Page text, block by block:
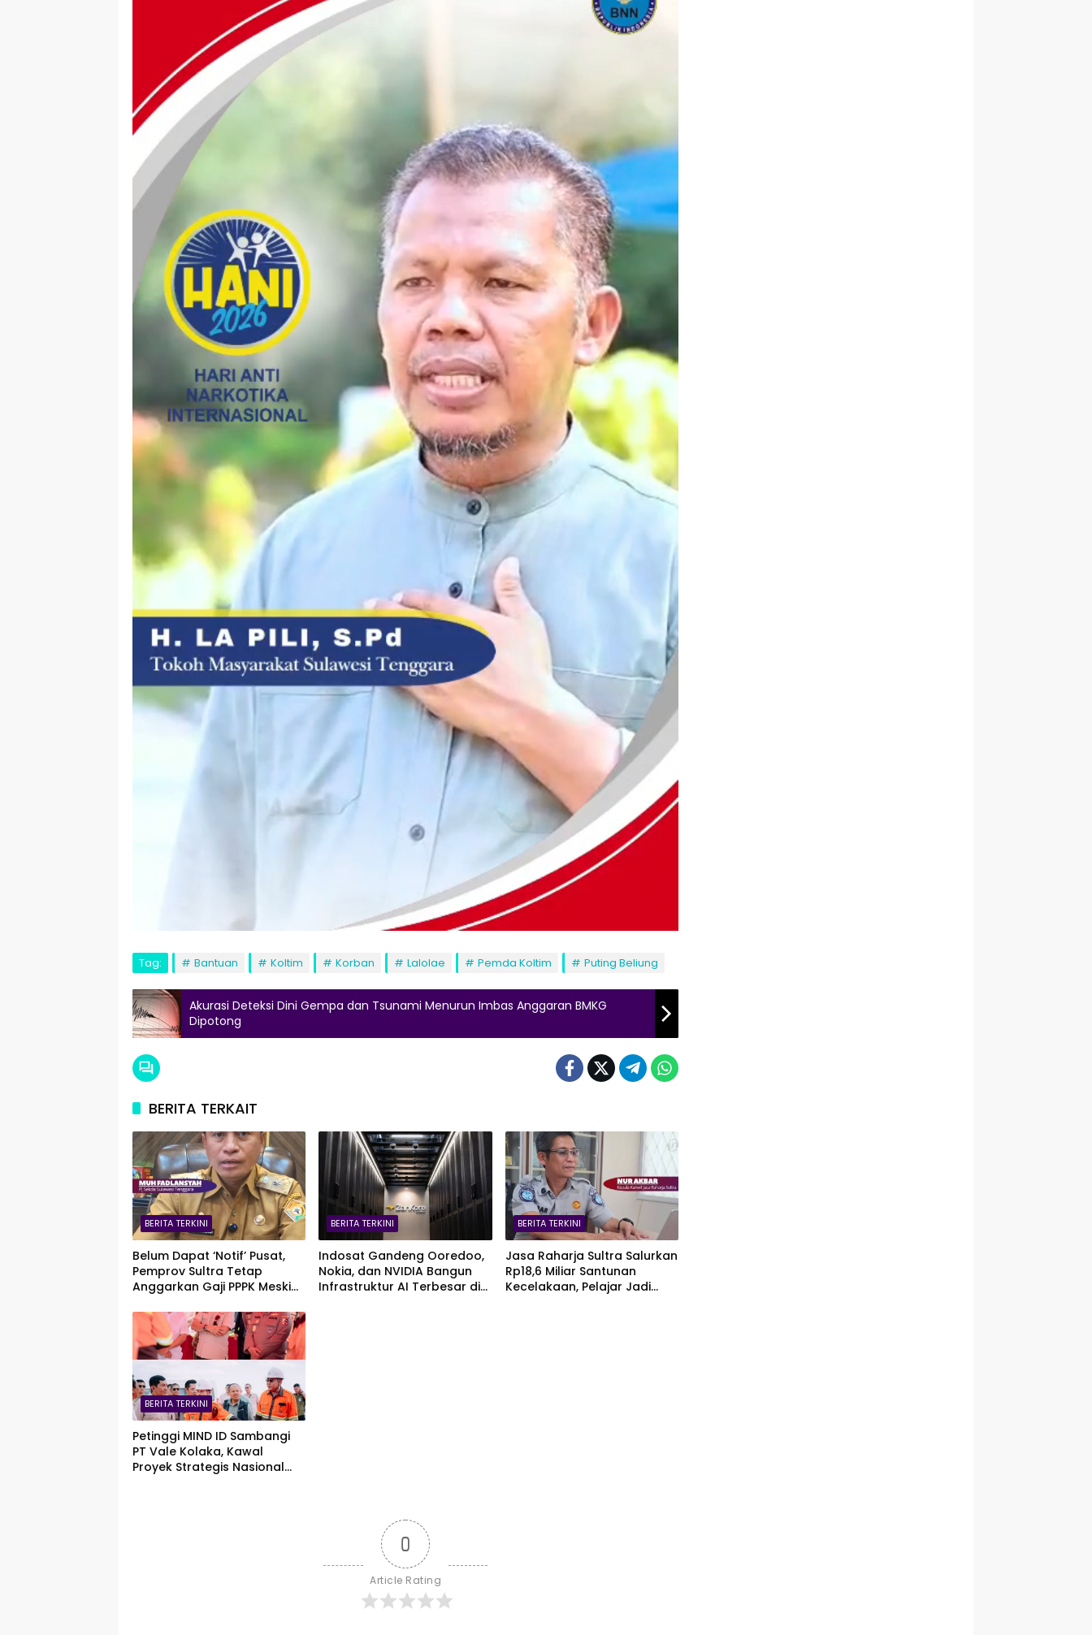
Tag: Bantuan Koltim Korban Lalolae Pemda Koltim Puting Beliung
Akurasi Deteksi Dini Gempa dan Tsunami Menurun Imbas Anggaran BMKG
Dipotong
BERITA TERKAIT
BERITA TERKINI
Belum Dapat ‘Notif’ Pusat,
Pemprov Sultra Tetap
Anggarkan Gaji PPPK Meski
BERITA TERKINI
Indosat Gandeng Ooredoo,
Nokia, dan NVIDIA Bangun
Infrastruktur AI Terbesar di
BERITA TERKINI
Jasa Raharja Sultra Salurkan
Rp18,6 Miliar Santunan
Kecelakaan, Pelajar Jadi
BERITA TERKINI
Petinggi MIND ID Sambangi
PT Vale Kolaka, Kawal
Proyek Strategis Nasional
0
Article Rating